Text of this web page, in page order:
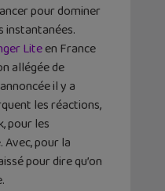
pour dominer
instantanées.
Liteen France
allégée de
il y a
les réactions,
pour les
pour la
pour dire qu’on